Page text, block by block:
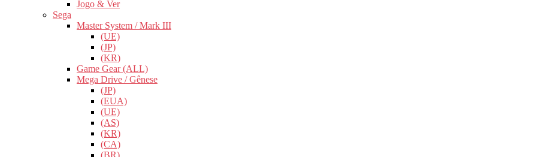
Jogo & Ver
Sega
Master System / Mark III
(UE)
(JP)
(KR)
Game Gear (ALL)
Mega Drive / Gênese
(JP)
(EUA)
(UE)
(AS)
(KR)
(CA)